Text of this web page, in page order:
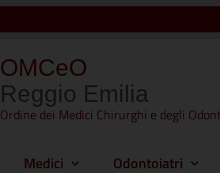
OMCeO
Reggio Emilia
Ordine dei Medici Chirurghi e degli
Medici Odontoiatri